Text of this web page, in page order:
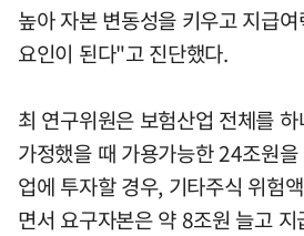
높아 자본 변동성을 키우고 지급
요인이 된다"고 진단했다.
최 연구위원은 보험산업 전체를
가정했을 때 가용가능한 24조원
업에 투자할 경우, 기타주식 위험
면서 요구자본은 약 8조원 늘고